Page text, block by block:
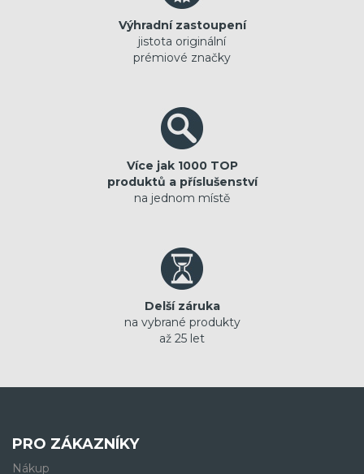
Výhradní zastoupení
jistota originální
prémiové značky
Více jak 1000 TOP
produktů a příslušenství
na jednom místě
Delší záruka
na vybrané produkty
až 25 let
PRO ZÁKAZNÍKY
Nákup